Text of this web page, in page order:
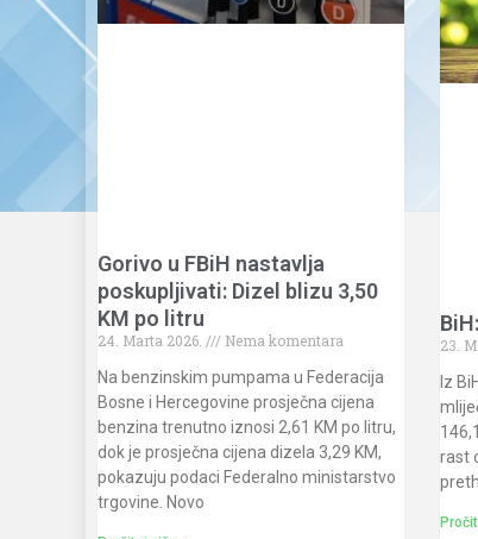
Gorivo u FBiH nastavlja
poskupljivati: Dizel blizu 3,50
KM po litru
24. Marta 2026.
Nema komentara
Na benzinskim pumpama u Federacija
Bosne i Hercegovine prosječna cijena
benzina trenutno iznosi 2,61 KM po litru,
dok je prosječna cijena dizela 3,29 KM,
pokazuju podaci Federalno ministarstvo
trgovine. Novo
23.
Iz
rast